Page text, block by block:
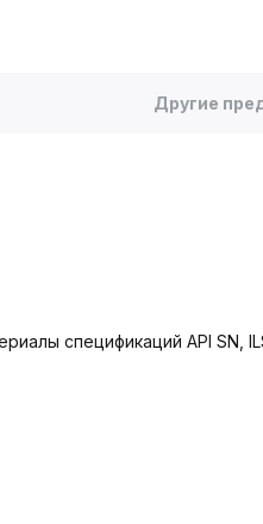
Другие
спецификаций API SN,